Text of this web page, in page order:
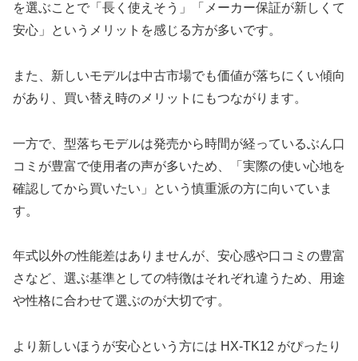
を選ぶことで「長く使えそう」「メーカー保証が新しくて
安心」というメリットを感じる方が多いです。
また、新しいモデルは中古市場でも価値が落ちにくい傾向
があり、買い替え時のメリットにもつながります。
一方で、型落ちモデルは発売から時間が経っているぶん口
コミが豊富で使用者の声が多いため、「実際の使い心地を
確認してから買いたい」という慎重派の方に向いていま
す。
年式以外の性能差はありませんが、安心感や口コミの豊富
さなど、選ぶ基準としての特徴はそれぞれ違うため、用途
や性格に合わせて選ぶのが大切です。
より新しいほうが安心という方には HX-TK12 がぴったり